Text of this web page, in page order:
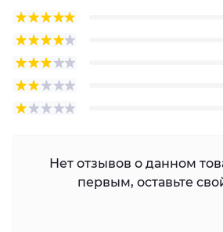
Нет отзывов о данном
первым, оставьте